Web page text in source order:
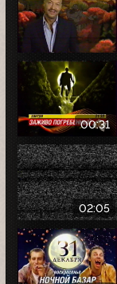
00:31
02:05